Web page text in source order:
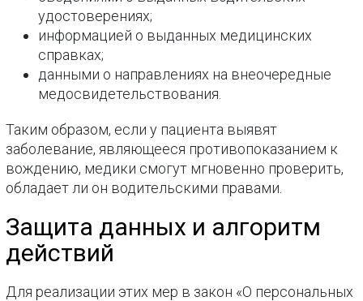
удостоверениях;
информацией о выданных медицинских
справках;
данными о направлениях на внеочередные
медосвидетельствования.
Таким образом, если у пациента выявят
заболевание, являющееся противопоказанием к
вождению, медики смогут мгновенно проверить,
обладает ли он водительскими правами.
Защита данных и алгоритм
действий
Для реализации этих мер в закон «О персональных